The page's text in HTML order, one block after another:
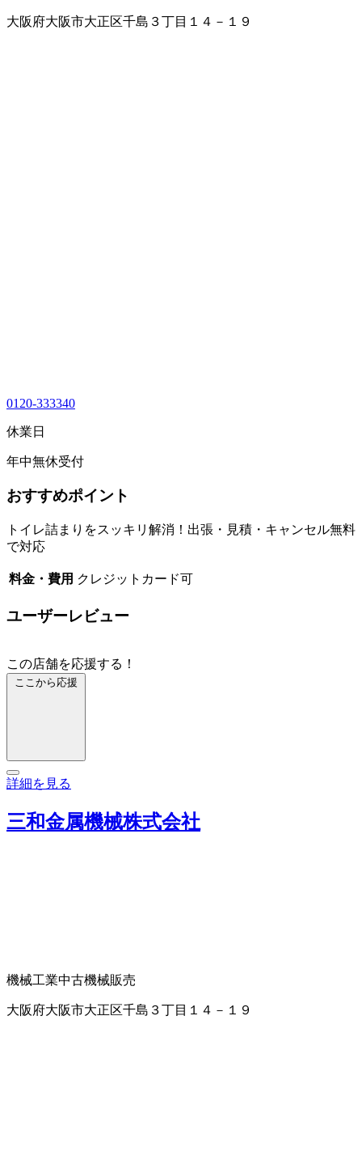
大阪府大阪市大正区千島３丁目１４－１９
0120-333340
休業日
年中無休受付
おすすめポイント
トイレ詰まりをスッキリ解消！出張・見積・キャンセル無料
で対応
料金・費用 クレジットカード可
ユーザーレビュー
この店舗を応援する！
ここから応援
詳細を見る
三和金属機械株式会社
機械工業中古機械販売
大阪府大阪市大正区千島３丁目１４－１９